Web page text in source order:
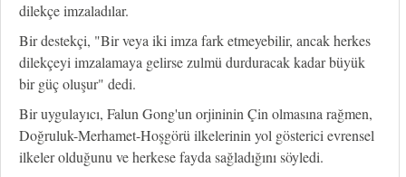
dilekçe imzaladılar.
Bir destekçi, "Bir veya iki imza fark etmeyebilir, ancak herkes
dilekçeyi imzalamaya gelirse zulmü durduracak kadar büyük
bir güç oluşur" dedi.
Bir uygulayıcı, Falun Gong'un orjininin Çin olmasına rağmen,
Doğruluk-Merhamet-Hoşgörü ilkelerinin yol gösterici evrensel
ilkeler olduğunu ve herkese fayda sağladığını söyledi.